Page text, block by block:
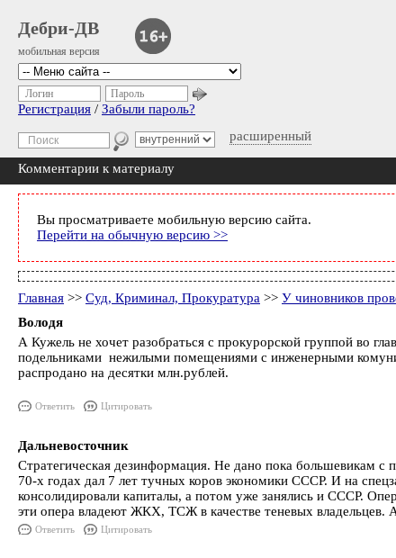
Дебри-ДВ
мобильная версия
расширенный
Логин Пароль
Регистрация / Забыли пароль?
Комментарии к материалу
Вы просматриваете мобильную версию сайта.
Перейти на обычную версию >>
Главная >> Суд, Криминал, Прокуратура >> У чиновников
Володя
А Кужель не хочет разобраться с прокурорской группой во
подельниками нежилыми помещениями с инженерными
распродано на десятки млн.рублей.
Ответить Цитировать
Дальневосточник
Стратегическая дезинформация. Не дано пока большевикам
70-х годах дал 7 лет тучных коров экономики СССР. И на
консолидировали капиталы, а потом уже занялись и СССР.
эти опера владеют ЖКХ, ТСЖ в качестве теневых владельцев.
Ответить Цитировать